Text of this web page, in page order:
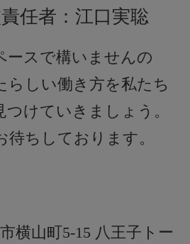
任者：江口実聡
ースで構いませんの
らしい働き方を私たち
つけていきましょう。
待ちしております。
横山町5-15 八王子トー